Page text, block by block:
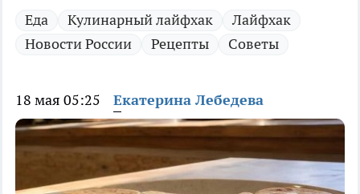
Еда Кулинарный лайфхак
Лайфхак
Новости России
Рецепты Советы
18 мая 05:25 Екатерина Лебедева